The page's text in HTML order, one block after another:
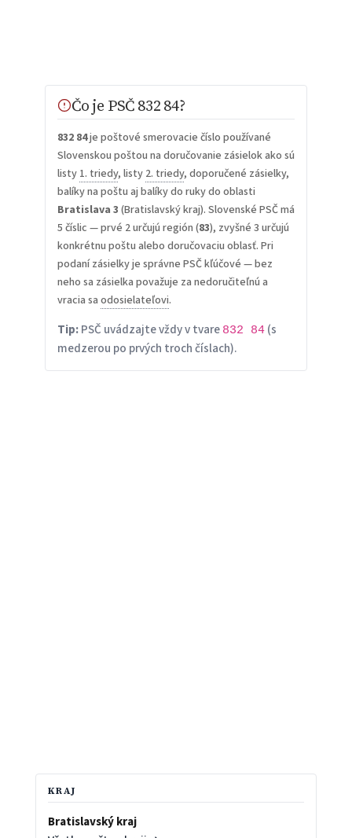
Čo je PSČ 832 84?
832 84je poštové smerovacie číslo používané
Slovenskou poštou na doručovanie zásielok ako sú
listy 1. triedy, listy 2. triedy, doporučené zásielky,
balíky na poštu aj balíky do ruky do oblasti
Bratislava 3 (Bratislavský kraj). Slovenské PSČ má
5 číslic — prvé 2 určujú región (83), zvyšné 3 určujú
konkrétnu poštu alebo doručovaciu oblasť. Pri
podaní zásielky je správne PSČ kľúčové — bez
neho sa zásielka považuje za nedoručiteľnú a
vracia sa odosielateľovi.
Tip:PSČ uvádzajte vždy v tvare 832 84(s
medzerou po prvých troch číslach).
KRAJ
Bratislavský kraj